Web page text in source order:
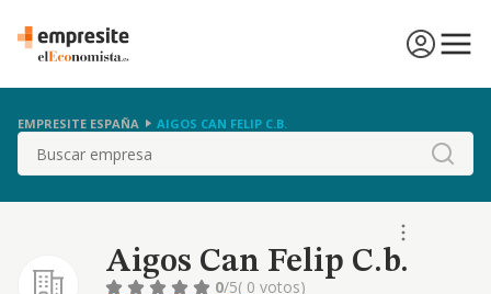
EMPRESITE ESPAÑA AIGOS CAN FELIP C.B.
Buscar
Aigos Can Felip C.b.
0/5( 0 votos)